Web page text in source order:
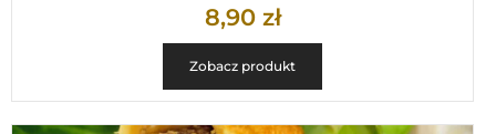
8,90 zł
Zobacz produkt